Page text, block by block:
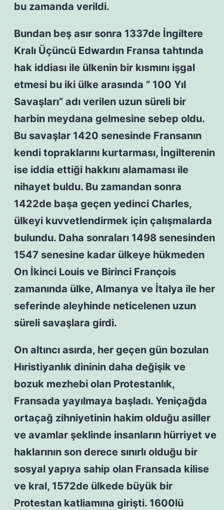
bu zamanda verildi.
Bundan beş asır sonra 1337de İngiltere
Kralı Üçüncü Edwardın Fransa tahtında
hak iddiası ile ülkenin bir kısmını işgal
etmesi bu iki ülke arasında ” 100 Yıl
Savaşları” adı verilen uzun süreli bir
harbin meydana gelmesine sebep oldu.
Bu savaşlar 1420 senesinde Fransanın
kendi topraklarını kurtarması, İngilterenin
ise iddia ettiği hakkını alamaması ile
nihayet buldu. Bu zamandan sonra
1422de başa geçen yedinci Charles,
ülkeyi kuvvetlendirmek için çalışmalarda
bulundu. Daha sonraları 1498 senesinden
1547 senesine kadar ülkeye hükmeden
On İkinci Louis ve Birinci François
zamanında ülke, Almanya ve İtalya ile her
seferinde aleyhinde neticelenen uzun
süreli savaşlara girdi.
On altıncı asırda, her geçen gün bozulan
Hıristiyanlık dininin daha değişik ve
bozuk mezhebi olan Protestanlık,
Fransada yayılmaya başladı. Yeniçağda
ortaçağ zihniyetinin hakim olduğu asiller
ve avamlar şeklinde insanların hürriyet ve
haklarının son derece sınırlı olduğu bir
sosyal yapıya sahip olan Fransada kilise
ve kral, 1572de ülkede büyük bir
Protestan katliamına girişti. 1600lü